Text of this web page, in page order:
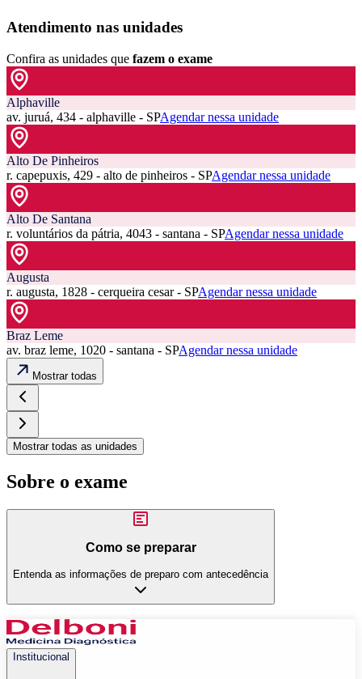
Atendimento nas unidades
Confira as unidades que fazem o exame
Alphaville
av. juruá, 434 - alphaville - SPAgendar nessa unidade
Alto De Pinheiros
r. capepuxis, 429 - alto de pinheiros - SPAgendar nessa unidade
Alto De Santana
r. voluntários da pátria, 4043 - santana - SPAgendar nessa unidade
Augusta
r. augusta, 1828 - cerqueira cesar - SPAgendar nessa unidade
Braz Leme
av. braz leme, 1020 - santana - SPAgendar nessa unidade
Mostrar todas
Mostrar todas as unidades
Sobre o exame
Como se preparar
Entenda as informações de preparo com antecedência
Institucional